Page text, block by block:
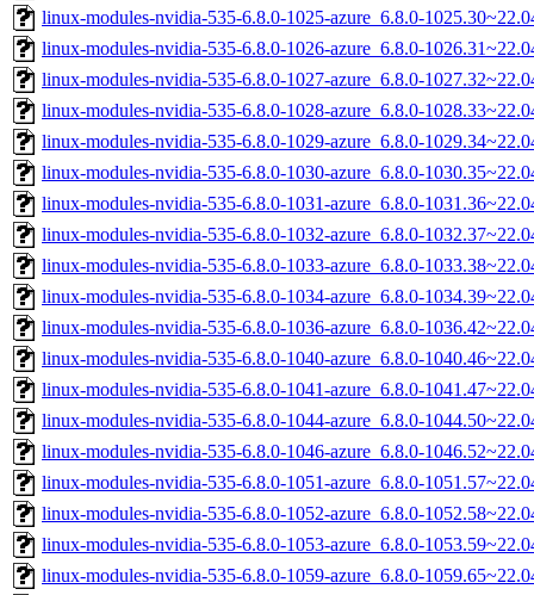
linux-modules-nvidia-535-6.8.0-1025-azure_6.8.0-
linux-modules-nvidia-535-6.8.0-1026-azure_6.8.0-
linux-modules-nvidia-535-6.8.0-1027-azure_6.8.0-
linux-modules-nvidia-535-6.8.0-1028-azure_6.8.0-
linux-modules-nvidia-535-6.8.0-1029-azure_6.8.0-
linux-modules-nvidia-535-6.8.0-1030-azure_6.8.0-
linux-modules-nvidia-535-6.8.0-1031-azure_6.8.0-
linux-modules-nvidia-535-6.8.0-1032-azure_6.8.0-
linux-modules-nvidia-535-6.8.0-1033-azure_6.8.0-
linux-modules-nvidia-535-6.8.0-1034-azure_6.8.0-
linux-modules-nvidia-535-6.8.0-1036-azure_6.8.0-
linux-modules-nvidia-535-6.8.0-1040-azure_6.8.0-
linux-modules-nvidia-535-6.8.0-1041-azure_6.8.0-
linux-modules-nvidia-535-6.8.0-1044-azure_6.8.0-
linux-modules-nvidia-535-6.8.0-1046-azure_6.8.0-
linux-modules-nvidia-535-6.8.0-1051-azure_6.8.0-
linux-modules-nvidia-535-6.8.0-1052-azure_6.8.0-
linux-modules-nvidia-535-6.8.0-1053-azure_6.8.0-
linux-modules-nvidia-535-6.8.0-1059-azure_6.8.0-